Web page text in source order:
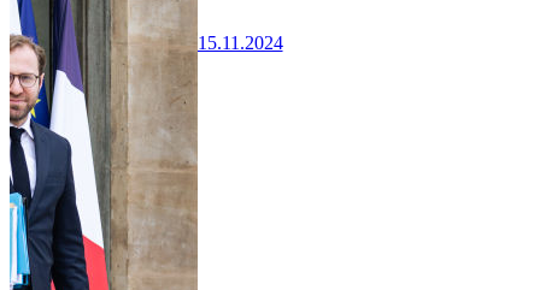
15.11.2024